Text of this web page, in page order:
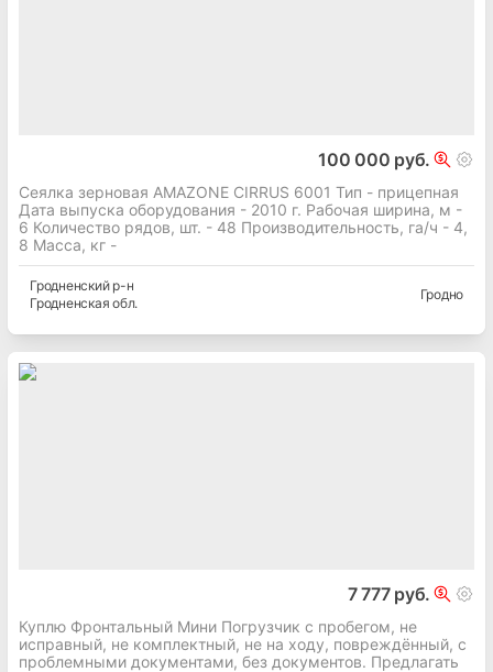
100 000 руб.
Сеялка зерновая AMAZONE CIRRUS 6001 Тип - прицепная
Дата выпуска оборудования - 2010 г. Рабочая ширина, м -
6 Количество рядов, шт. - 48 Производительность, га/ч - 4,
8 Масса, кг -
Гродненскийр-н
Гродненская обл.
Гродно
7 777 руб.
Куплю Фронтальный Мини Погрузчик с пробегом, не
исправный, не комплектный, не на ходу, повреждённый, с
проблемными документами, без документов. Предлагать